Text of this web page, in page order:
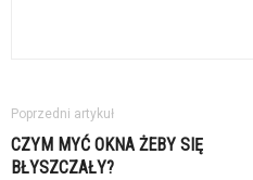
Poprzedni artykuł
CZYM MYĆ OKNA ŻEBY SIĘ
BŁYSZCZAŁY?